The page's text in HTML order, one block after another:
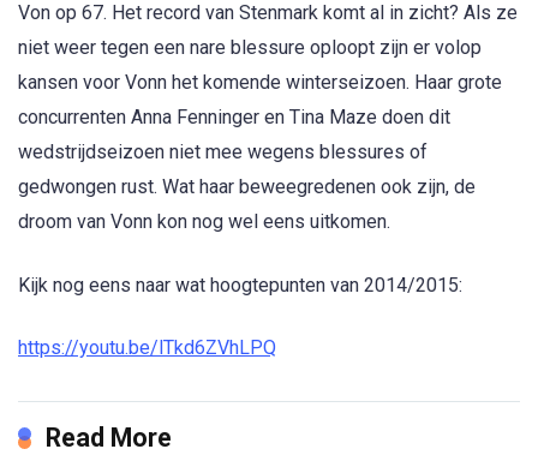
Von op 67. Het record van Stenmark komt al in zicht? Als ze
niet weer tegen een nare blessure oploopt zijn er volop
kansen voor Vonn het komende winterseizoen. Haar grote
concurrenten Anna Fenninger en Tina Maze doen dit
wedstrijdseizoen niet mee wegens blessures of
gedwongen rust. Wat haar beweegredenen ook zijn, de
droom van Vonn kon nog wel eens uitkomen.
Kijk nog eens naar wat hoogtepunten van 2014/2015:
https://youtu.be/lTkd6ZVhLPQ
Read More